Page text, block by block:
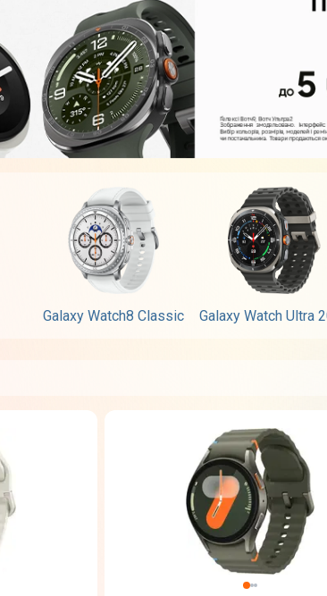
Galaxy Watch8 Classic Galaxy Watch Ultra